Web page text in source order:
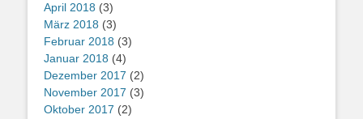
April 2018 (3)
März 2018 (3)
Februar 2018 (3)
Januar 2018 (4)
Dezember 2017 (2)
November 2017 (3)
Oktober 2017 (2)